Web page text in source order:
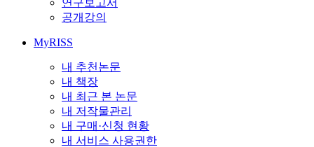
연구보고서
공개강의
MyRISS
내 추천논문
내 책장
내 최근 본 논문
내 저작물관리
내 구매·신청 현황
내 서비스 사용권한